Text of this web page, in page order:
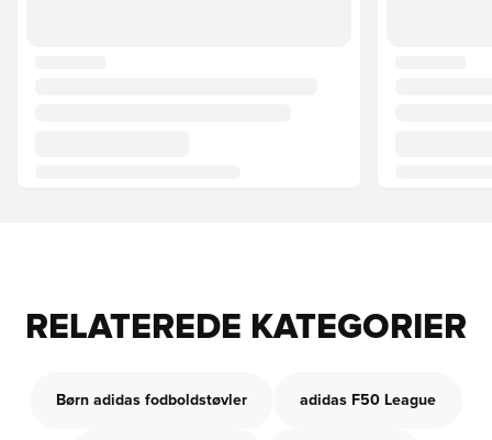
RELATEREDE KATEGORIER
Børn adidas fodboldstøvler adidas F50 League